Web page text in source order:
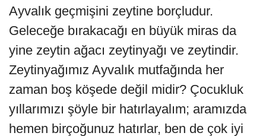
Ayvalık geçmişini zeytine borçludur.
Geleceğe bırakacağı en büyük miras da
yine zeytin ağacı zeytinyağı ve zeytindir.
Zeytinyağımız Ayvalık mutfağında her
zaman boş köşede değil midir? Çocukluk
yıllarımızı şöyle bir hatırlayalım; aramızda
hemen birçoğunuz hatırlar, ben de çok iyi